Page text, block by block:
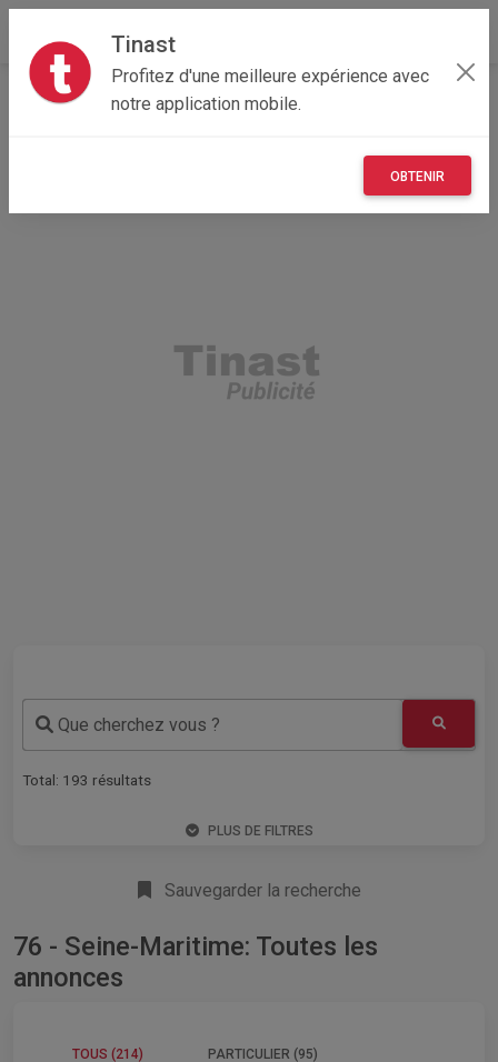
Tinast
Profitez d'une meilleure expérience avec
notre application mobile.
OBTENIR
Accueil Recherche Normandie
Que cherchez vous ?
Total: 193 résultats
PLUS DE FILTRES
Sauvegarder la recherche
76 - Seine-Maritime: Toutes les
annonces
TOUS (214) PARTICULIER (95)